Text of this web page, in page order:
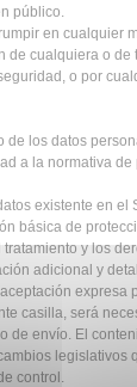
público.
en cualquier
de cualquiera o
o por
de los datos
a la normativa
existente en el
básica de
y los
adicional y
expresa
casilla, será
de envío. El
legislativos
control.